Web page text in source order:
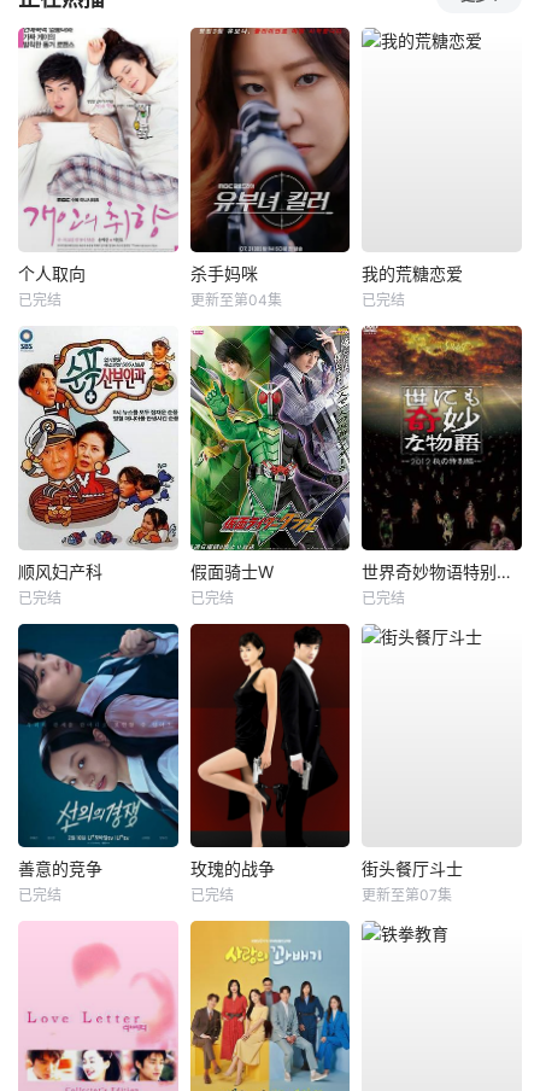
个人取向
已完结
杀手妈咪
更新至第04集
我的荒糖恋爱
已完结
顺风妇产科
已完结
假面骑士W
已完结
世界奇妙物语特别篇全集
已完结
善意的竞争
已完结
玫瑰的战争
已完结
街头餐厅斗士
更新至第07集